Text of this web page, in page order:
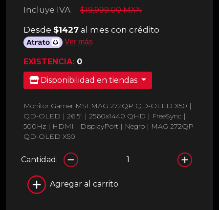
Incluye IVA $19,999.00 MXN
Desde $1427 al mes con crédito
Ver más
EXISTENCIA: 0
Disponibilidad en tiendas
Monitor Gamer MSI MAG 272QP QD-OLED X50 |
QD-OLED | 26.5" | 2560x1440 QHD | FreeSync |
500Hz | HDMI | DisplayPort | Negro | MAG 272QP
QD-OLED X50
Cantidad:
Agregar al carrito